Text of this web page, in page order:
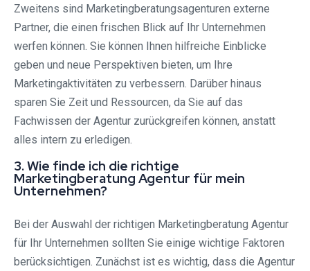
Zweitens sind Marketingberatungsagenturen externe
Partner, die einen frischen Blick auf Ihr Unternehmen
werfen können. Sie können Ihnen hilfreiche Einblicke
geben und neue Perspektiven bieten, um Ihre
Marketingaktivitäten zu verbessern. Darüber hinaus
sparen Sie Zeit und Ressourcen, da Sie auf das
Fachwissen der Agentur zurückgreifen können, anstatt
alles intern zu erledigen.
3. Wie finde ich die richtige
Marketingberatung Agentur für mein
Unternehmen?
Bei der Auswahl der richtigen Marketingberatung Agentur
für Ihr Unternehmen sollten Sie einige wichtige Faktoren
berücksichtigen. Zunächst ist es wichtig, dass die Agentur